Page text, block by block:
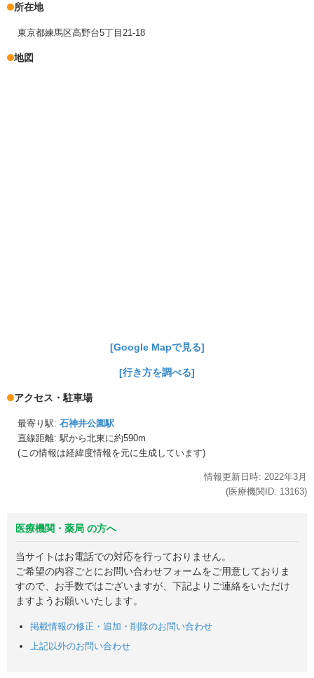
所在地
東京都練馬区高野台5丁目21-18
地図
[Google Mapで見る]
[行き方を調べる]
アクセス・駐車場
最寄り駅: 石神井公園駅
直線距離: 駅から北東に約590m
(この情報は経緯度情報を元に生成しています)
情報更新日時: 2022年3月
(医療機関ID: 13163)
医療機関・薬局 の方へ
当サイトはお電話での対応を行っておりません。
ご希望の内容ごとにお問い合わせフォームをご用意しておりま
すので、お手数ではございますが、下記よりご連絡をいただけ
ますようお願いいたします。
掲載情報の修正・追加・削除のお問い合わせ
上記以外のお問い合わせ